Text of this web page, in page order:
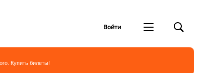
Войти
Купить билеты!